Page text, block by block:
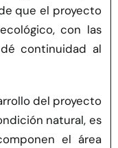
que el proyecto
con las
continuidad al
del proyecto
natural, es
el área